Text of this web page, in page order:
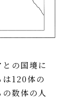
の国境に
120体の
数体の人